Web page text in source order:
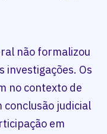
não formalizou
investigações. Os
no contexto de
conclusão judicial
em